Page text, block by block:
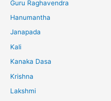
Guru Raghavendra
Hanumantha
Janapada
Kali
Kanaka Dasa
Krishna
Lakshmi